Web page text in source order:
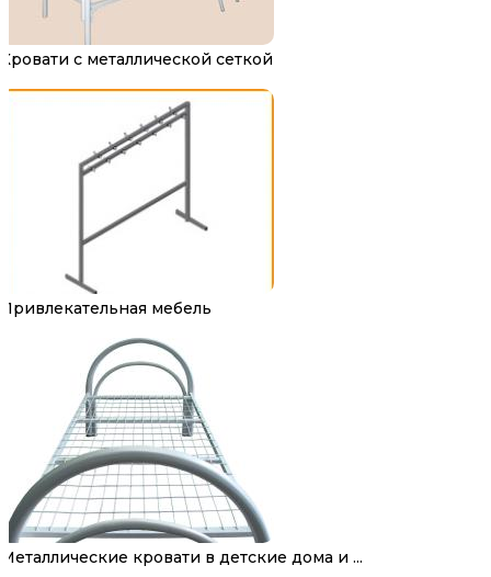
Кровати с металлической сеткой
Привлекательная мебель
Металлические кровати в детские дома и ...